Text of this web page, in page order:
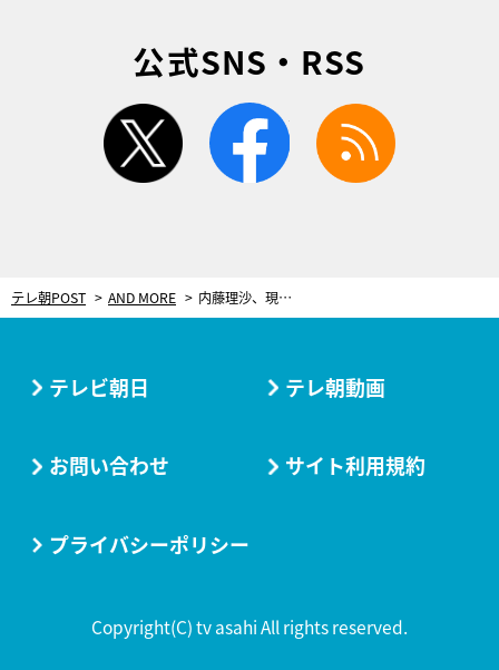
公式SNS・RSS
twitter facebook
テレ朝POST AND MORE 内藤理沙、現場で頭が真っ白に。彼女を救った尊敬する米倉涼子の“ひとこと”
テレビ朝日 テレ朝動画
お問い合わせ サイト利用規約
プライバシーポリシー
Copyright(C) tv asahi All rights reserved.